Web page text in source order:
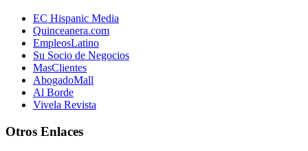
EC Hispanic Media
Quinceanera.com
EmpleosLatino
Su Socio de Negocios
MasClientes
AbogadoMall
Al Borde
Vivela Revista
Otros Enlaces